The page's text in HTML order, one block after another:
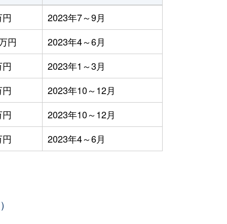
2023年7～9月
円
2023年4～6月
2023年1～3月
2023年10～12月
2023年10～12月
2023年4～6月